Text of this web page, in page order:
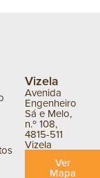
Vizela
Avenida
Engenheiro
Sá e Melo,
n.º 108,
4815-511
Vizela
Ver
Mapa